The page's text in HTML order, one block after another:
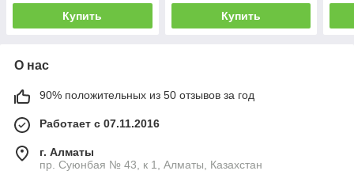
Купить Купить
О нас
90% положительных из 50 отзывов за год
Работает с 07.11.2016
г. Алматы
пр. Суюнбая № 43, к 1, Алматы, Казахстан